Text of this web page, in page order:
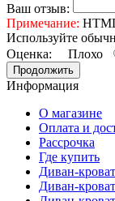
Ваш отзыв:
Примечание:
Используйте
Оценка: Плохо
Продолжить
Информация
О магазине
Оплата и
Рассрочка
Где купить
Диван-
Диван-